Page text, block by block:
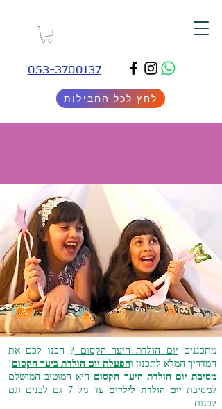
053-3700137
לחץ לכל החבילות
מתכננים יום הולדת היער הקסום ? הכנו לכם את
המדריך המלא לתכנון והפעלת יום הולדת ביער הקסום !
מסיבת יום הולדת היער הקסום היא המוטיב המושלם
למסיבת יום הולדת לילדים
עד גיל 7 גם לבנים וגם
לבנות .